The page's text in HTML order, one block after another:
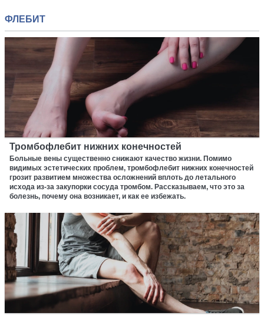
ФЛЕБИТ
Тромбофлебит нижних конечностей
Больные вены существенно снижают качество жизни. Помимо
видимых эстетических проблем, тромбофлебит нижних конечностей
грозит развитием множества осложнений вплоть до летального
исхода из-за закупорки сосуда тромбом. Рассказываем, что это за
болезнь, почему она возникает, и как ее избежать.